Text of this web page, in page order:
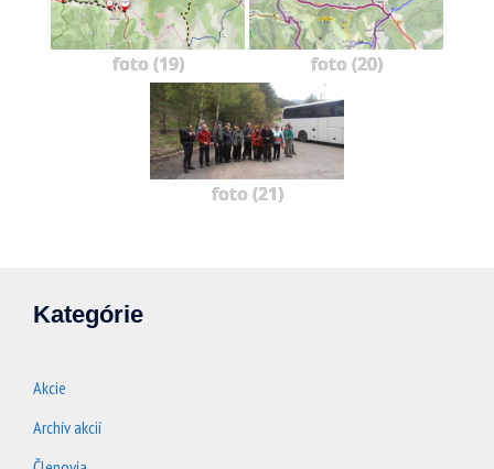
foto (19) foto (20)
foto (21)
Kategórie
Akcie
Archív akcií